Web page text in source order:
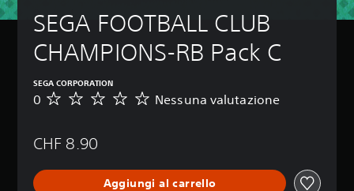
SEGA FOOTBALL CLUB
CHAMPIONS-RB Pack C
SEGA CORPORATION
N
s
n
a
0 Nessuna valutazione
CHF 8.90
Aggiungi al carrello